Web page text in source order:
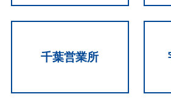
千葉営業所